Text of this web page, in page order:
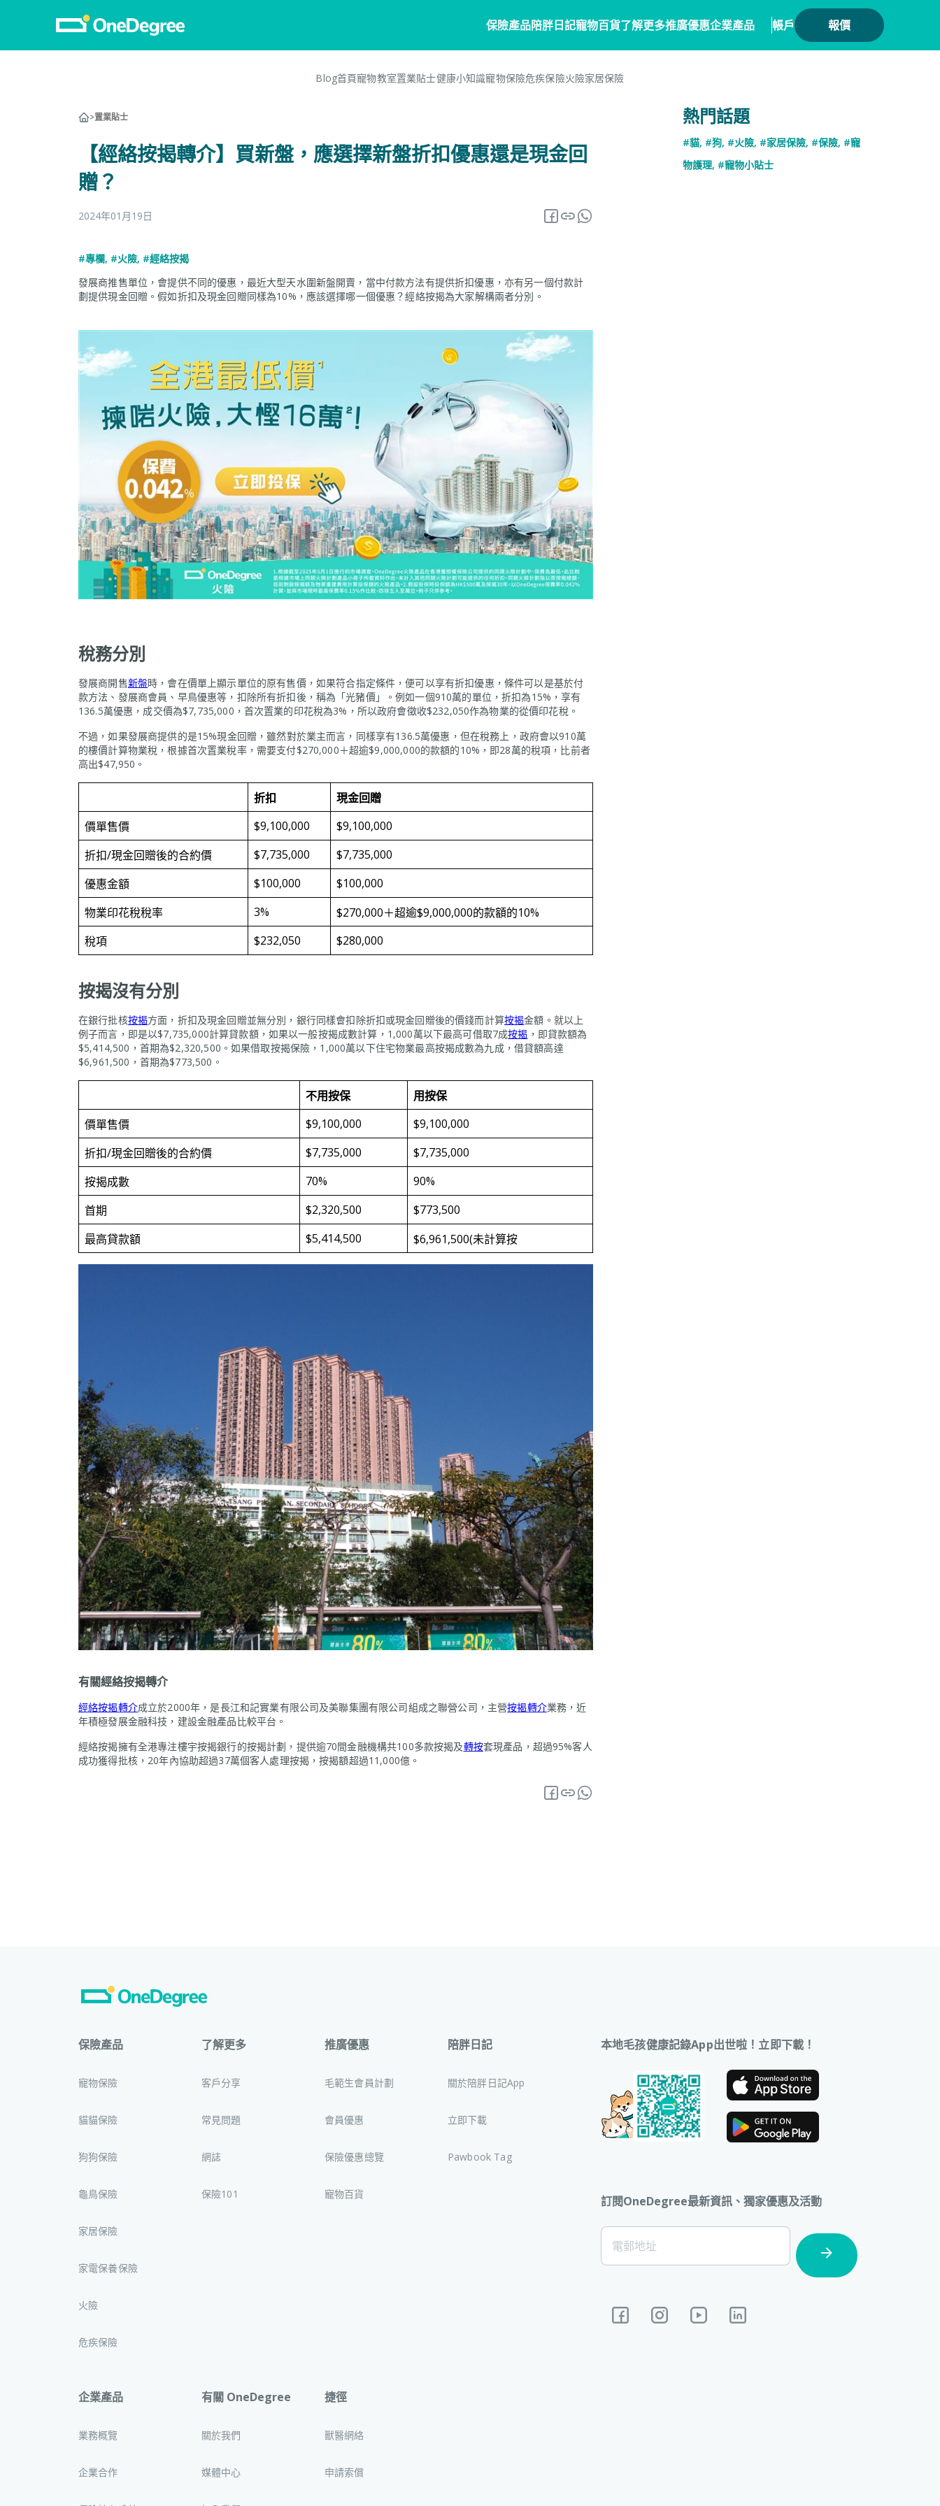
保險產品
狗狗保險
家電保養保險
陪胖日記
立即下載
寵物百貨了解更多
網誌
推廣優惠
毛範生會員計劃
企業產品
數碼保險
數字資產保險
帳戶 報價
Blog首頁寵物教室置業貼士健康小知識寵物保險危疾保險火險家居保險
>置業貼士
【經絡按揭轉介】買新盤，應選擇新盤折扣優惠還是現金回
贈？
2024年01月19日
#專欄, #火險, #經絡按揭
發展商推售單位，會提供不同的優惠，最近大型天水圍新盤開賣，當中付款方法有提供折扣優惠，亦有另一個付款計
劃提供現金回贈。假如折扣及現金回贈同樣為10%，應該選擇哪一個優惠？經絡按揭為大家解構兩者分別。
稅務分別
發展商開售新盤時，會在價單上顯示單位的原有售價，如果符合指定條件，便可以享有折扣優惠，條件可以是基於付
款方法、發展商會員、早鳥優惠等，扣除所有折扣後，稱為「光豬價」。例如一個910萬的單位，折扣為15%，享有
136.5萬優惠，成交價為$7,735,000，首次置業的印花稅為3%，所以政府會徵收$232,050作為物業的從價印花稅。
不過，如果發展商提供的是15%現金回贈，雖然對於業主而言，同樣享有136.5萬優惠，但在稅務上，政府會以910萬
的樓價計算物業稅，根據首次置業稅率，需要支付$270,000＋超逾$9,000,000的款額的10%，即28萬的稅項，比前者
高出$47,950。
折扣
現金回贈
價單售價
$9,100,000
$9,100,000
折扣/現金回贈後的合約價
$7,735,000
$7,735,000
優惠金額
$100,000
$100,000
物業印花稅稅率
3%
$270,000＋超逾$9,000,000的款額的10%
稅項
$232,050 $280,000
按揭沒有分別
在銀行批核按揭方面，折扣及現金回贈並無分別，銀行同樣會扣除折扣或現金回贈後的價錢而計算按揭金額。就以上
例子而言，即是以$7,735,000計算貸款額，如果以一般按揭成數計算，1,000萬以下最高可借取7成按揭 ，即貸款額為
$5,414,500，首期為$2,320,500。如果借取按揭保險，1,000萬以下住宅物業最高按揭成數為九成，借貸額高達
$6,961,500，首期為$773,500。
不用按保
用按保
價單售價
$9,100,000
$9,100,000
折扣/現金回贈後的合約價
$7,735,000
$7,735,000
按揭成數
70%
90%
首期
$2,320,500
$773,500
最高貸款額
$5,414,500 $6,961,500(未計算按
有關經絡按揭轉介
經絡按揭轉介成立於2000年，是長江和記實業有限公司及美聯集團有限公司組成之聯營公司，主營按揭轉介業務，近
年積極發展金融科技，建設金融產品比較平台。
經絡按揭擁有全港專注樓宇按揭銀行的按揭計劃，提供逾70間金融機構共100多款按揭及轉按套現產品，超過95%客人
成功獲得批核，20年內協助超過37萬個客人處理按揭，按揭額超過11,000億。
熱門話題
#貓, #狗, #火險, #家居保險, #保險, #寵
物護理, #寵物小貼士
保險產品
寵物保險
貓貓保險
狗狗保險
龜鳥保險
家居保險
家電保養保險
火險
危疾保險
了解更多
客戶分享
常見問題
網誌
保險101
推廣優惠
毛範生會員計劃
會員優惠
保險優惠總覽
寵物百貨
陪胖日記
關於陪胖日記App
立即下載
Pawbook Tag
企業產品
業務概覽
企業合作
有關 OneDegree
關於我們
媒體中心
捷徑
獸醫網絡
申請索償
本地毛孩健康記錄App出世啦！立即下載！
訂閱OneDegree最新資訊、獨家優惠及活動
[Footer]
Subscription
電郵地址